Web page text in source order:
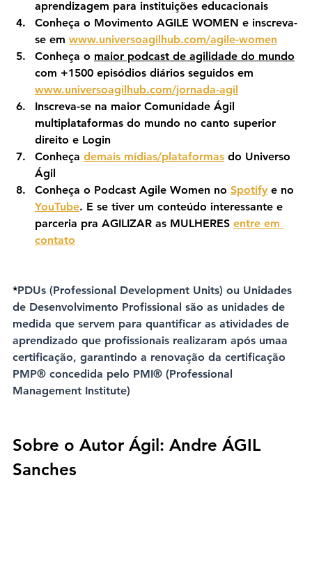
aprendizagem para instituições educacionais
Conheça o Movimento AGILE WOMEN e inscreva-
se em www.universoagilhub.com/agile-women
Conheça o maior podcast de agilidade do mundo
com +1500 episódios diários seguidos em
www.universoagilhub.com/jornada-agil
Inscreva-se na maior Comunidade Ágil
multiplataformas do mundo no canto superior
direito e Login
Conheça demais mídias/plataformas do Universo
Ágil
Conheça o Podcast Agile Women no Spotify e no
YouTube. E se tiver um conteúdo interessante e
parceria pra AGILIZAR as MULHERES entre em
contato
*PDUs (Professional Development Units) ou Unidades
de Desenvolvimento Profissional são as unidades de
medida que servem para quantificar as atividades de
aprendizado que profissionais realizaram após umaa
certificação, garantindo a renovação da certificação
PMP® concedida pelo PMI® (Professional
Management Institute)
Sobre o Autor Ágil: Andre ÁGIL
Sanches